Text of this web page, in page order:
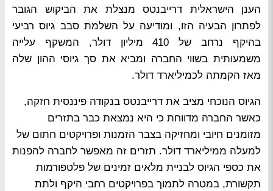
הענן הישראלית דרייבנטס מנצלת את הביקוש הגובר
לפתרון הבעיה הזו, ומודיעה על השלמת סבב גיוס רביעי
בהיקף נרחב של 410 מיליון דולר, המשקף עלייה
משמעותית בשווי החברה ומביא את סך גיוסי ההון שלה
מאז הקמתה לכמיליארד דולר.
הגיוס הנוכחי מציב את דרייבנטס בנקודה פיננסית חזקה,
כאשר החברה מדווחת כי היא נמצאת כבר בתזרים
מזומנים חיובי ומחזיקה בצבר הזמנות ופרויקטים חתום של
למעלה ממיליארד דולר. תזרים זה מאפשר לחברה להפנות
את כספי הגיוס לבניית מלאים זמינים של פלטפורמות
תקשורת, במטרה לתמוך בפרויקטים רחבי היקף ולתת